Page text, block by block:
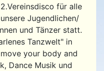
2.Vereinsdisco für alle
unsere Jugendlichen/
und Tänzer statt.
Tanzwelt" in
your body and
Dance Musik und